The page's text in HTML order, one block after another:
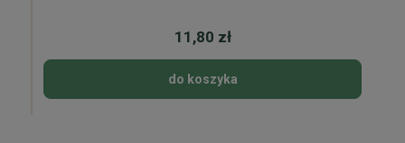
11,80 zł
do koszyka